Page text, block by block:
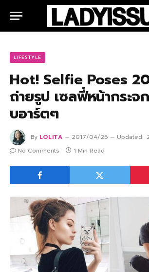
LIFESTYLE
Hot! Selfie Poses
ถ่ายรูป เซลฟี่หน้ากระจ
บอาร์ตๆ
By LOLITA 2017/04/26 Updated:
No Comments
1 Min Read